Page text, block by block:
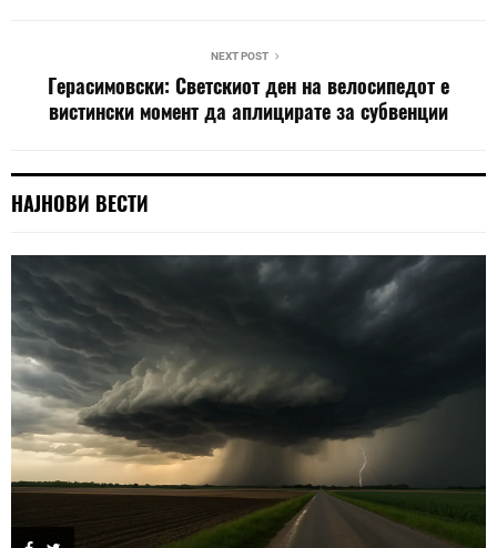
NEXT POST
Герасимовски: Светскиот ден на велосипедот е
вистински момент да аплицирате за субвенции
НАЈНОВИ ВЕСТИ